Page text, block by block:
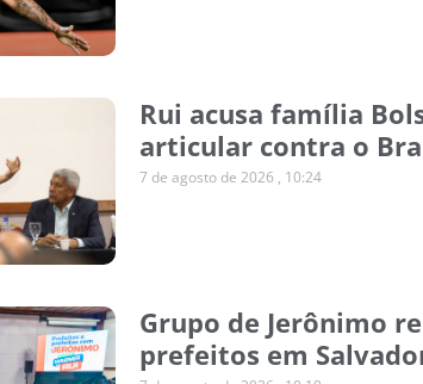
Rui acusa família
articular contra o
7 de agosto de 2026 10:24
Grupo de Jerônimo
prefeitos em